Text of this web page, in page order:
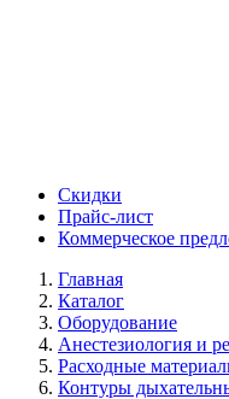
Скидки
Прайс-лист
Коммерческое
Главная
Каталог
Оборудование
Анестезиология и
Расходные
Контуры